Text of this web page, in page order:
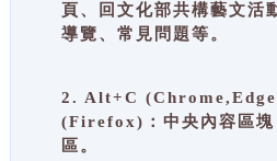
頁、回文化部共構藝文活
導覽、常見問題等。
2. Alt+C
(Firefox)：中央內容區塊
區。